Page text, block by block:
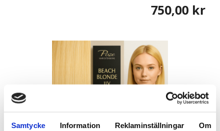
Samtycke Information Reklaminställningar Om
750,00 kr